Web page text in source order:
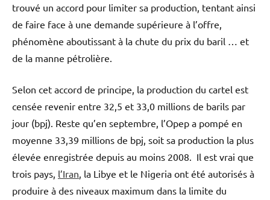
trouvé un accord pour limiter sa production, tentant ainsi
de faire face à une demande supérieure à l’offre,
phénomène aboutissant à la chute du prix du baril … et
de la manne pétrolière.
Selon cet accord de principe, la production du cartel est
censée revenir entre 32,5 et 33,0 millions de barils par
jour (bpj). Reste qu’en septembre, l’Opep a pompé en
moyenne 33,39 millions de bpj, soit sa production la plus
élevée enregistrée depuis au moins 2008. Il est vrai que
trois pays, l’Iran , la Libye et le Nigeria ont été autorisés à
produire à des niveaux maximum dans la limite du